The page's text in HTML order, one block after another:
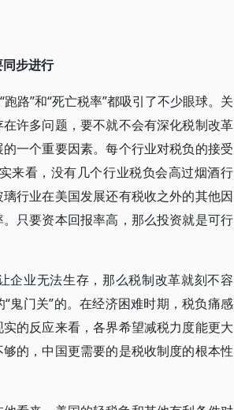
步进行
路”和“死亡税率”都吸引了不少眼球。关
许多问题，要不就不会有深化税制改革
一个重要因素。每个行业对税负的接受
来看，没有几个行业税负会高过烟酒行
行业在美国发展还有税收之外的其他因
只要资本回报率高，那么投资就是可行
企业无法生存，那么税制改革就刻不容
鬼门关”的。在经济困难时期，税负痛感
的反应来看，各界希望减税力度能更大
的，中国更需要的是税收制度的根本性